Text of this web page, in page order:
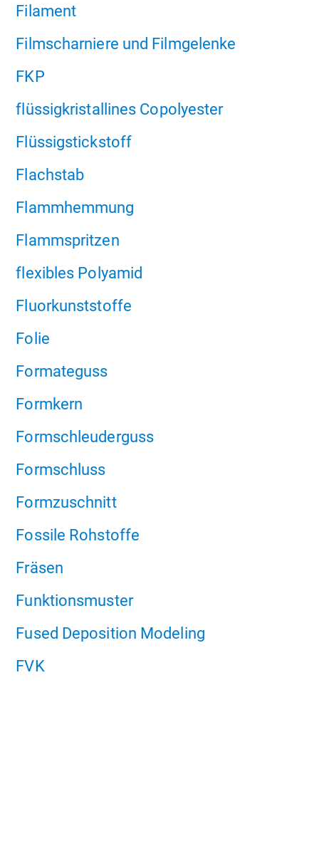
Filament
Filmscharniere und Filmgelenke
FKP
flüssigkristallines Copolyester
Flüssigstickstoff
Flachstab
Flammhemmung
Flammspritzen
flexibles Polyamid
Fluorkunststoffe
Folie
Formateguss
Formkern
Formschleuderguss
Formschluss
Formzuschnitt
Fossile Rohstoffe
Fräsen
Funktionsmuster
Fused Deposition Modeling
FVK